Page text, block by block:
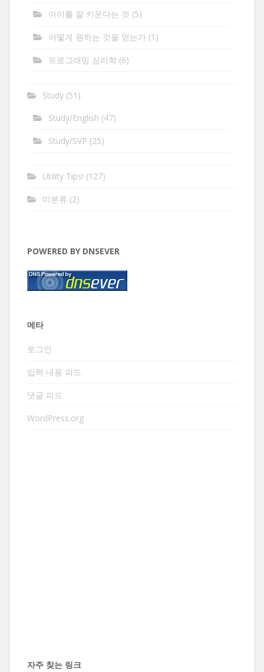
아이를 잘 키운다는 것 (5)
어떻게 원하는 것을 얻는가 (1)
프로그래밍 심리학 (6)
Study (51)
Study/English (47)
Study/SVP (25)
Utility Tips! (127)
미분류 (2)
POWERED BY DNSEVER
메타
로그인
입력 내용 피드
댓글 피드
WordPress.org
자주 찾는 링크